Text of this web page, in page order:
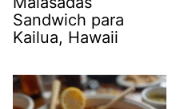
Sandwich para
Kailua, Hawaii